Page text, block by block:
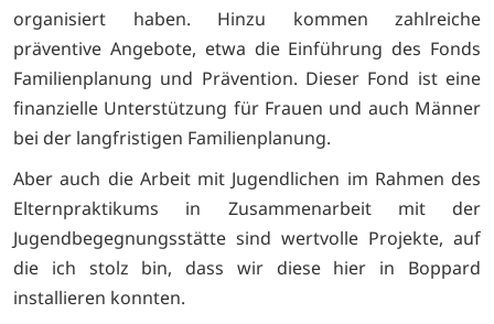
organisiert haben. Hinzu kommen zahlreiche
präventive Angebote, etwa die Einführung des Fonds
Familienplanung und Prävention. Dieser Fond ist eine
finanzielle Unterstützung für Frauen und auch Männer
bei der langfristigen Familienplanung.
Aber auch die Arbeit mit Jugendlichen im Rahmen des
Elternpraktikums in Zusammenarbeit mit der
Jugendbegegnungsstätte sind wertvolle Projekte, auf
die ich stolz bin, dass wir diese hier in Boppard
installieren konnten.